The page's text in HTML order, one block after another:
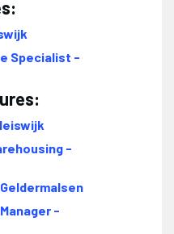
Specialist -
-
-